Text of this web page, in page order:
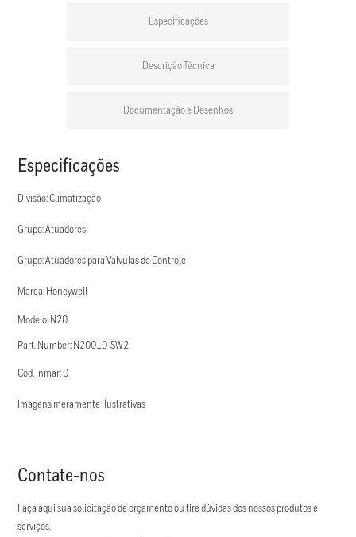
Especificações
Descrição Técnica
Documentação e Desenhos
Especificações
Divisão: Climatização
Grupo: Atuadores
Grupo: Atuadores para Válvulas de Controle
Marca: Honeywell
Modelo: N20
Part. Number: N20010-SW2
Cod. Inmar: 0
Imagens meramente ilustrativas
Contate-nos
Faça aqui sua solicitação de orçamento ou tire dúvidas dos nossos produtos e
serviços.